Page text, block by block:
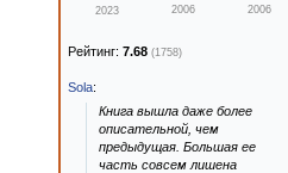
2023 2006 2006
Рейтинг: 7.68 (1758)
Sola:
Книга вышла даже более
описательной, чем
предыдущая. Большая ее
часть совсем лишена